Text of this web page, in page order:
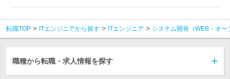
転職TOP ITエンジニアから探す ITエンジニア システム開発（WEB・オ
職種から転職・求人情報を探す